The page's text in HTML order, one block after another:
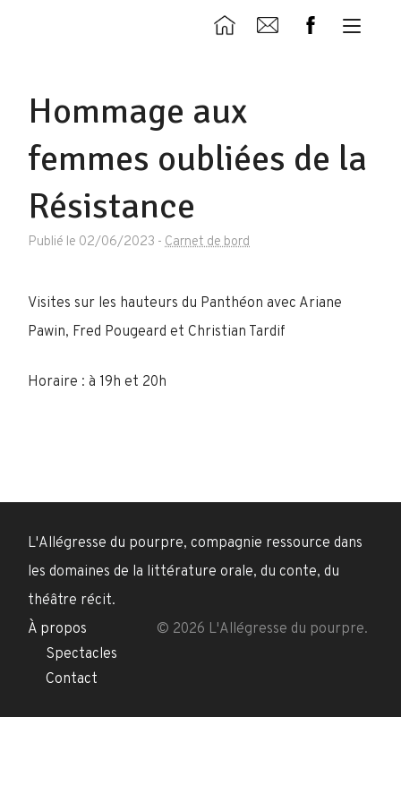
Hommage aux
femmes oubliées de la
Résistance
Publié le 02/06/2023 -Carnet de bord
Visites sur les hauteurs du Panthéon avec Ariane
Pawin, Fred Pougeard et Christian Tardif
Horaire : à 19h et 20h
L'Allégresse du pourpre, compagnie ressource dans
les domaines de la littérature orale, du conte, du
théâtre récit.
À propos
Spectacles
Contact
© 2026 L'Allégresse du pourpre.